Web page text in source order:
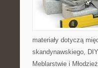
materiały dotyczą
skandynawskiego,
Meblarstwie i